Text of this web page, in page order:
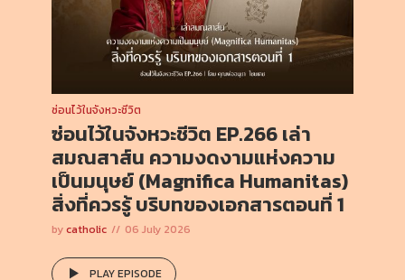
ซ่อนไว้ในจังหวะชีวิต
ซ่อนไว้ในจังหวะชีวิต EP.266 เล่า
สมณสาส์น ความงดงามแห่งความ
เป็นมนุษย์ (Magnifica Humanitas)
สิ่งที่ควรรู้ บริบทของเอกสารตอนที่ 1
bycatholic 06 July 2026
PLAY EPISODE